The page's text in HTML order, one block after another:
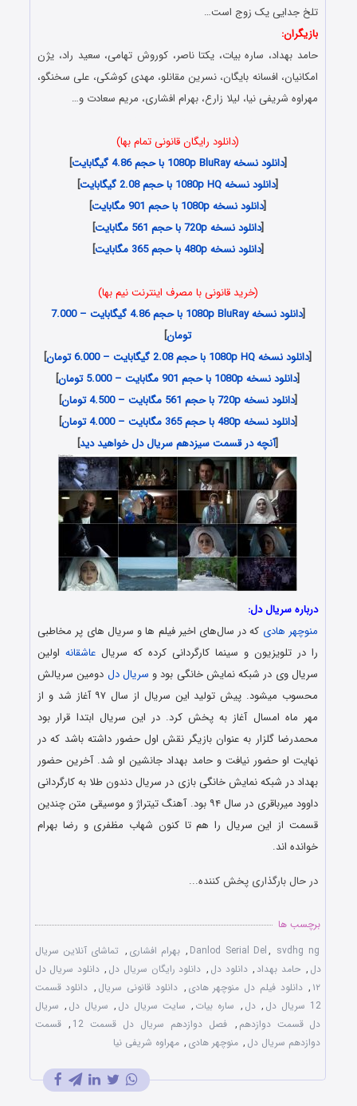
تلخ جدایی یک زوج است…
بازیگران:
حامد بهداد، ساره بیات، یکتا ناصر، کوروش تهامی، سعید راد، یژن
امکانیان، افسانه بایگان، نسرین مقانلو، مهدی کوشکی، علی سخنگو،
مهراوه شریفی نیا، لیلا زارع، بهرام افشاری، مریم سعادت و…
(دانلود رایگان قانونی تمام بها)
[دانلود نسخه 1080p BluRay با حجم 4.86 گیگابایت
]
[دانلود نسخه 1080p HQ با حجم 2.08 گیگابایت
]
[دانلود نسخه 1080p با حجم 901 مگابایت
]
[دانلود نسخه 720p با حجم 561 مگابایت
]
[دانلود نسخه 480p با حجم 365 مگابایت ]
(خرید قانونی با مصرف اینترنت نیم بها)
[
دانلود نسخه 1080p BluRay با حجم 4.86 گیگابایت – 7.000
تومان]
[دانلود نسخه 1080p HQ با حجم 2.08 گیگابایت – 6.000 تومان
]
[دانلود نسخه 1080p با حجم 901 مگابایت – 5.000 تومان
]
[دانلود نسخه 720p با حجم 561 مگابایت – 4.500 تومان
]
[دانلود نسخه 480p با حجم 365 مگابایت – 4.000 تومان
]
[آنچه در قسمت سیزدهم سریال دل خواهید دید]
درباره سریال دل:
منوچهر هادی که در سال‌های اخیر فیلم ها و سریال های پر مخاطبی
را در تلویزیون و سینما کارگردانی کرده که سریال عاشقانهاولین
سریال وی در شبکه نمایش خانگی بود و سریال دل دومین سریالش
محسوب میشود. پیش تولید این سریال از سال ۹۷ آغاز شد و از
مهر ماه امسال آغاز به پخش کرد. در این سریال ابتدا قرار بود
محمدرضا گلزار به عنوان بازیگر نقش اول حضور داشته باشد که در
نهایت او حضور نیافت و حامد بهداد جانشین او شد. آخرین حضور
بهداد در شبکه نمایش خانگی بازی در سریال دندون طلا به کارگردانی
داوود میرباقری در سال ۹۴ بود. آهنگ تیتراژ و موسیقی متن چندین
قسمت از این سریال را هم تا کنون شهاب مظفری و رضا بهرام
خوانده اند.
در حال بارگذاری پخش کننده...
برچسب ها
Danlod Serial Del, svdhg ng
, بهرام افشاری , تماشای آنلاین سریال
دل , حامد بهداد , دانلود دل , دانلود رایگان سریال دل , دانلود سریال دل
۱۲ , دانلود فیلم دل منوچهر هادی , دانلود قانونی سریال , دانلود قسمت
12 سریال دل
, دل , ساره بیات , سایت سریال دل , سریال دل , سریال
دل قسمت دوازدهم , فصل دوازدهم سریال دل قسمت 12 , قسمت
دوازدهم سریال دل , منوچهر هادی , مهراوه شریفی نیا